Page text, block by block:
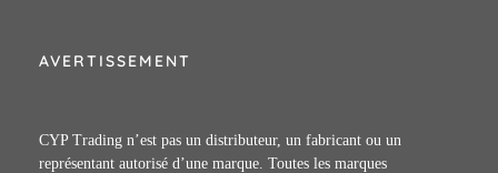
AVERTISSEMENT
CYP Trading n’est pas un distributeur, un fabricant ou un
représentant autorisé d’une marque. Toutes les marques